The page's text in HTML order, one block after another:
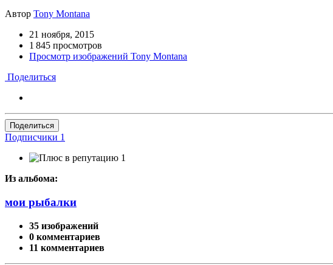
Автор Tony Montana
21 ноября, 2015
1 845 просмотров
Просмотр изображений Tony Montana
Поделиться
Поделиться
Подписчики 1
1
Из альбома:
мои рыбалки
35 изображений
0 комментариев
11 комментариев